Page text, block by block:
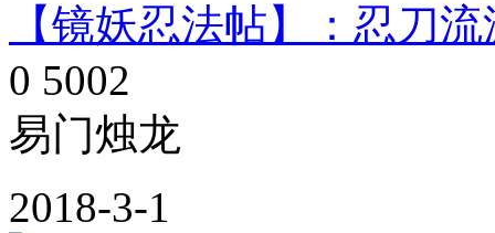
【镜妖忍法帖】：忍刀
0 5002
易门烛龙
2018-3-1